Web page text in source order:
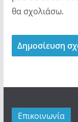
θα σχολιάσω.
Επικοινωνία